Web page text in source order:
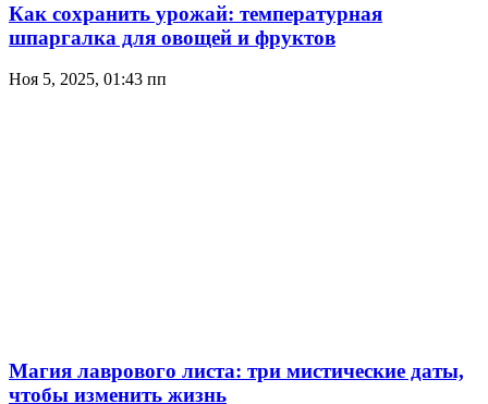
Как сохранить урожай: температурная
шпаргалка для овощей и фруктов
Ноя 5, 2025, 01:43 пп
Магия лаврового листа: три мистические даты,
чтобы изменить жизнь